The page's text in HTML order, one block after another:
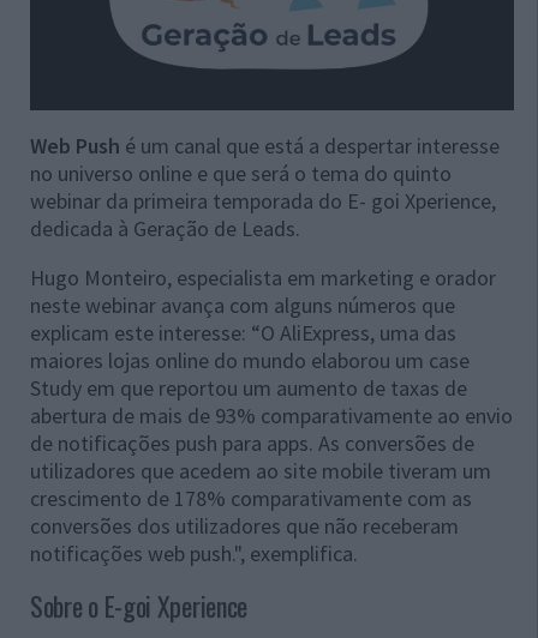
Web Push é um canal que está a despertar interesse
no universo online e que será o tema do quinto
webinar da primeira temporada do E- goi Xperience,
dedicada à Geração de Leads.
Hugo Monteiro, especialista em marketing e orador
neste webinar avança com alguns números que
explicam este interesse: “O AliExpress, uma das
maiores lojas online do mundo elaborou um case
Study em que reportou um aumento de taxas de
abertura de mais de 93% comparativamente ao envio
de notificações push para apps. As conversões de
utilizadores que acedem ao site mobile tiveram um
crescimento de 178% comparativamente com as
conversões dos utilizadores que não receberam
notificações web push.", exemplifica.
Sobre o E-goi Xperience